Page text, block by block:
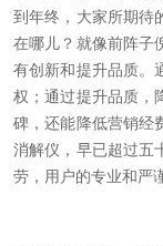
到年终，大家所期待
在哪儿？就像前阵子
有创新和提升品质。
权；通过提升品质，
碑，还能降低营销经
消解仪，早已超过五
劳，用户的专业和严